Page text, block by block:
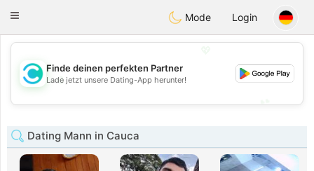
olombiaCitas
Toggle
Mode Login
💖
💕
Finde deinen perfekten Partner
Lade jetzt unsere Dating-App herunter!
Dating Mann in Cauca